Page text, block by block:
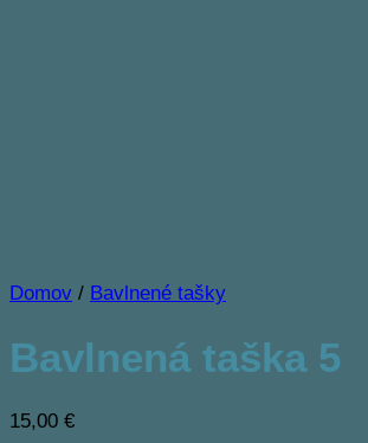
Domov / Bavlnené tašky
Bavlnená taška 5
15,00 €